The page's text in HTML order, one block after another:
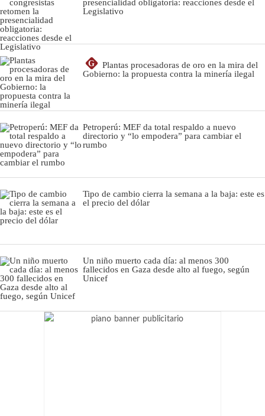
presencialidad obligatoria: reacciones desde el
Legislativo
G
Plantas procesadoras de oro en la mira del
Gobierno: la propuesta contra la minería ilegal
Petroperú: MEF da total respaldo a nuevo
directorio y “lo empodera” para cambiar el
rumbo
Tipo de cambio cierra la semana a la baja: este es
el precio del dólar
Un niño muerto cada día: al menos 300
fallecidos en Gaza desde alto al fuego, según
Unicef